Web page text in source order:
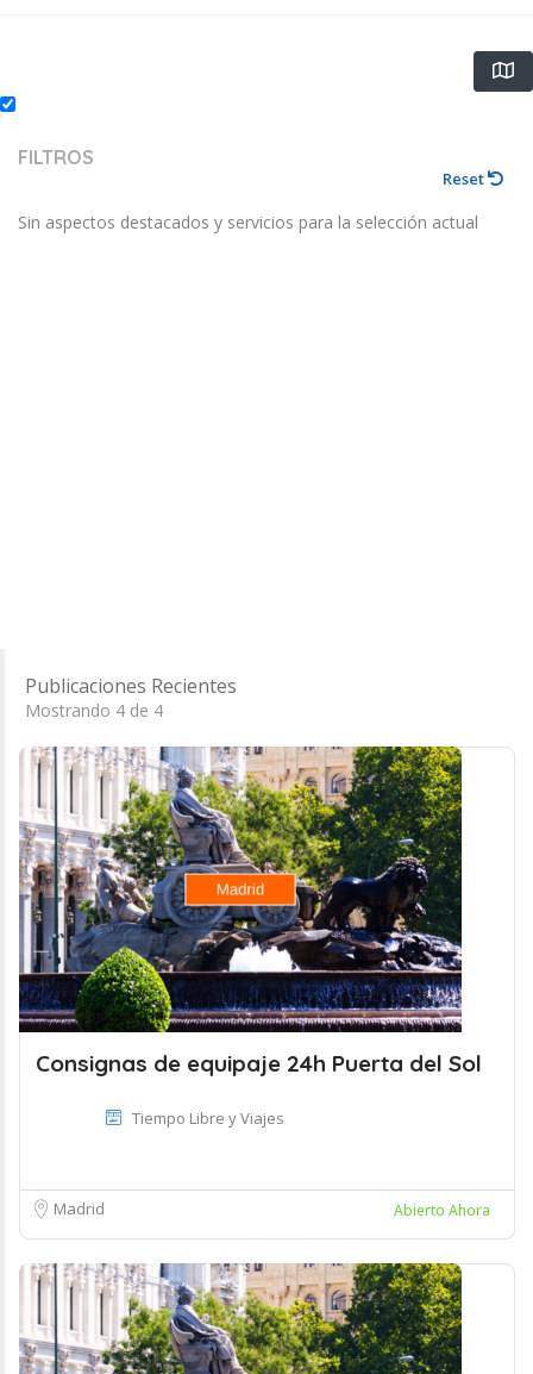
FILTROS
Reset
Sin aspectos destacados y servicios para la selección actual
Publicaciones Recientes
Mostrando 4 de 4
Consignas de equipaje 24h Puerta del Sol
Tiempo Libre y Viajes
Madrid Abierto Ahora